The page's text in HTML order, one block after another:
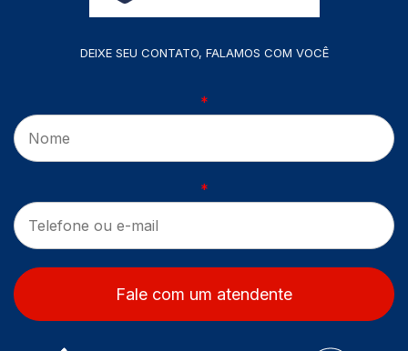
DEIXE SEU CONTATO, FALAMOS COM VOCÊ
*
*
Fale com um atendente